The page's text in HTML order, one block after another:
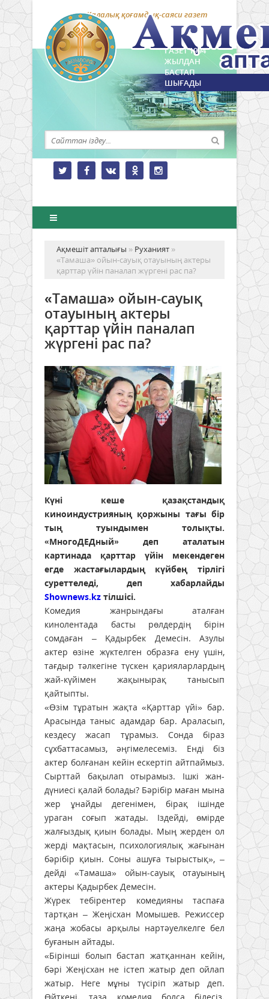
Қалалық қоғамдық-саяси газет
ГАЗЕТ 1994
ЖЫЛДАН
БАСТАП
ШЫҒАДЫ
Ақмешіт апталығы » Руханият »
«Тамаша» ойын-сауық отауының актеры
қарттар үйін паналап жүргені рас па?
«Тамаша» ойын-сауық
отауының актеры
қарттар үйін паналап
жүргені рас па?
Күні кеше қазақстандық
киноиндустрияның қоржыны тағы бір
тың туындымен толықты.
«МногоДЕДный» деп аталатын
картинада қарттар үйін мекендеген
егде жастағылардың күйбең тірлігі
суреттеледі, деп хабарлайды
Shownews.kz тілшісі.
Комедия жанрындағы аталған
кинолентада басты рөлдердің бірін
сомдаған – Қадырбек Демесін. Азулы
актер өзіне жүктелген образға ену үшін,
тағдыр тәлкегіне түскен қарияларлардың
жай-күйімен жақынырақ танысып
қайтыпты.
«Өзім тұратын жақта «Қарттар үйі» бар.
Арасында таныс адамдар бар. Араласып,
кездесу жасап тұрамыз. Сонда біраз
сұхбаттасамыз, әңгімелесеміз. Енді біз
актер болғанан кейін ескертіп айтпаймыз.
Сырттай бақылап отырамыз. Ішкі жан-
дүниесі қалай болады? Бәрібір маған мына
жер ұнайды дегенімен, бірақ ішінде
ураган соғып жатады. Іздейді, өмірде
жалғыздық қиын болады. Мың жерден ол
жерді мақтасын, психологиялық жағынан
бәрібір қиын. Соны ашуға тырыстық», –
дейді «Тамаша» ойын-сауық отауының
актеры Қадырбек Демесін.
Жүрек тебірентер комедияны таспаға
тартқан – Жеңісхан Момышев. Режиссер
жаңа жобасы арқылы нартәуелкелге бел
буғанын айтады.
«Бірінші болып бастап жатқаннан кейін,
бәрі Жеңісхан не істеп жатыр деп ойлап
жатыр. Неге мұны түсіріп жатыр деп.
Өйткені, таза комедия болса білесіз.